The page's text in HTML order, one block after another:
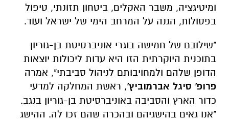
ומיטיגציה, משבר האקלים, ביטחון תזונתי, טיפול
בפסולות, הגנה על המרחב הימי של ישראל ועוד.
"שילובם של חמישה בוגרי אוניברסיטת בן-גוריון
בתוכנית היוקרתית הזו היא עדות ליכולות יוצאות
הדופן שלהם ולמחויבותם לניהול סביבתי", אמרה
פרופ' סיגל אברמוביץ', ראשת המחלקה למדעי
כדור הארץ והסביבה באוניברסיטת בן-גוריון בנגב.
"אנו גאים בהישגיהם ובהכרה שהם זכו לה. ההישג